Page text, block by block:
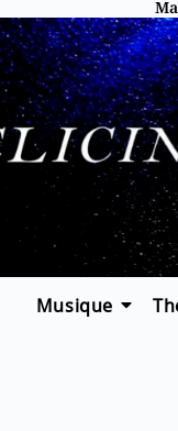
Musique